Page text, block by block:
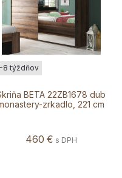
BETA 22ZB1678 dub
zrkadlo, 221 cm
8 týždňov
460 € s DPH